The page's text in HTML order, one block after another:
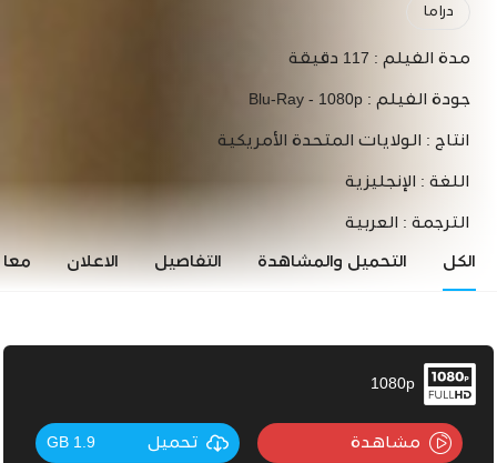
دراما
مدة الفيلم : 117 دقيقة
جودة الفيلم : Blu-Ray - 1080p
انتاج : الولايات المتحدة الأمريكية
اللغة : الإنجليزية
الترجمة : العربية
الكل التحميل والمشاهدة التفاصيل الاعلان
1080p
مشاهدة تحميل 1.9 GB